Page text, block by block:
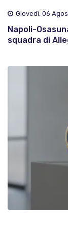
Giovedì, 06
Napoli-
squadra di